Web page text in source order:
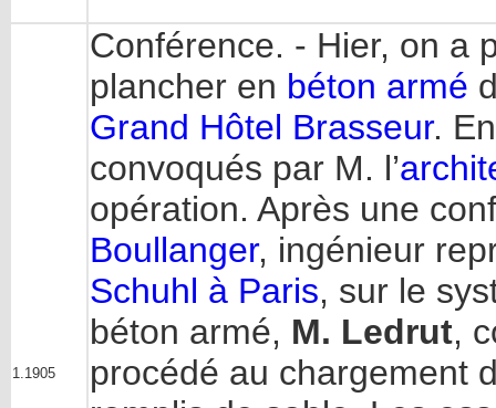
1.1905
Conférence. - Hier, on a
plancher en béton armé
Grand Hôtel Brasseur.
convoqués par M. l’
opération. Après une
Boullanger, ingénieur
Schuhl à Paris, sur le
béton armé, M. Ledrut,
procédé au chargement